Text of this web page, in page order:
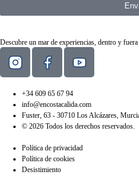
Descubre un mar de experiencias, dentro y
+34 609 65 67 94
info@encostacalida.com
Fuster, 63 - 30710 Los Alcázares,
© 2026 Todos los derechos reservados.
Política de privacidad
Política de cookies
Desistimiento